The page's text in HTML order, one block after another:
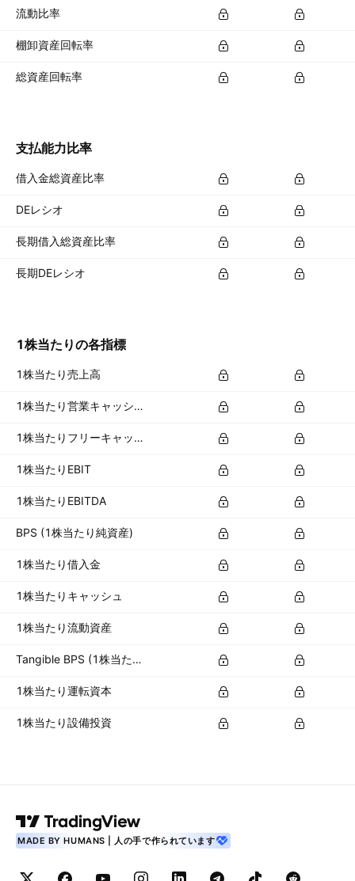
流動比率
棚卸資産回転率
総資産回転率
支払能力比率
借入金総資産比率
DEレシオ
長期借入総資産比率
長期DEレシオ
1株当たりの各指標
1株当たり売上高
1株当たり営業キャッシュフロー
1株当たりフリーキャッシュフロー
1株当たりEBIT
1株当たりEBITDA
BPS (1株当たり純資産)
1株当たり借入金
1株当たりキャッシュ
1株当たり流動資産
Tangible BPS (1株当たり有形資産)
1株当たり運転資本
1株当たり設備投資
MADE BY HUMANS | 人の手で作られています